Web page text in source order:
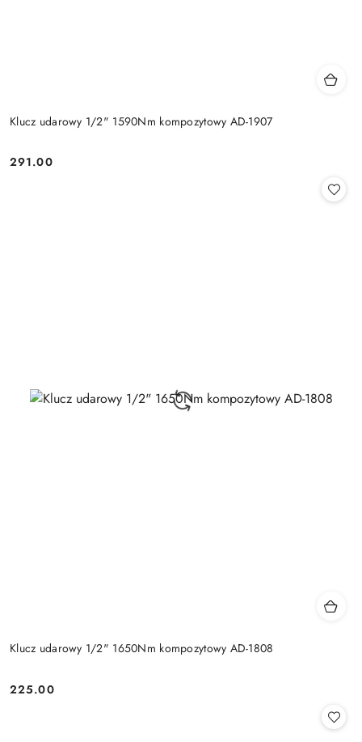
Klucz udarowy 1/2" 1590Nm kompozytowy AD-1907
Cena:
291.00
Klucz udarowy 1/2" 1650Nm kompozytowy AD-1808
Cena:
225.00